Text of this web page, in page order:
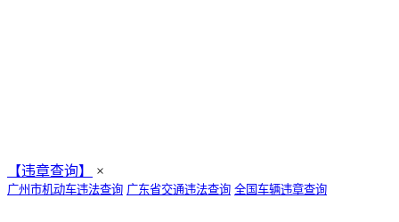
【违章查询】 ×
广州市机动车违法查询 广东省交通违法查询 全国车辆违章查询